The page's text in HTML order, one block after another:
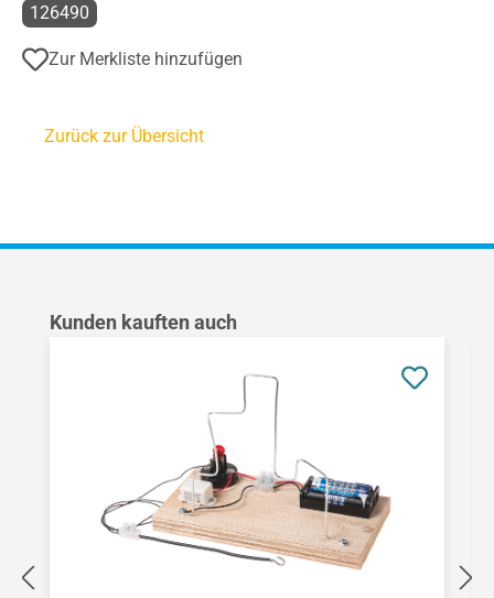
126490
Zur Merkliste hinzufügen
Zurück zur Übersicht
Produktgalerie überspringen
Kunden kauften auch